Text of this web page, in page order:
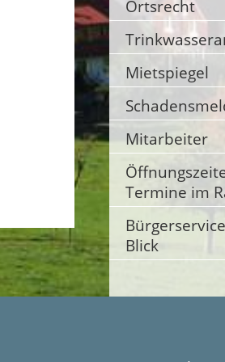
Ortsrecht
Mietspiegel
Mitarbeiter
Termine im
Blick